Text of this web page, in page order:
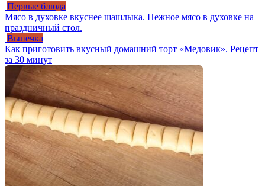
Первые блюда
Мясо в духовке вкуснее шашлыка. Нежное мясо в духовке на
праздничный стол.
Выпечка
Как приготовить вкусный домашний торт «Медовик». Рецепт
за 30 минут